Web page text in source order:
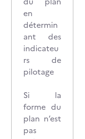
en
détermin
ant des
indicateu
rs de
pilotage
Si la
forme du
plan n’est
pas